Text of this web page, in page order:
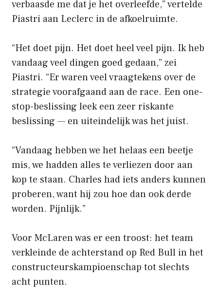
verbaasde me dat je het overleefde,” vertelde
Piastri aan Leclerc in de afkoelruimte.
“Het doet pijn. Het doet heel veel pijn. Ik heb
vandaag veel dingen goed gedaan,” zei
Piastri. “Er waren veel vraagtekens over de
strategie voorafgaand aan de race. Een one-
stop-beslissing leek een zeer riskante
beslissing — en uiteindelijk was het juist.
“Vandaag hebben we het helaas een beetje
mis, we hadden alles te verliezen door aan
kop te staan. Charles had iets anders kunnen
proberen, want hij zou hoe dan ook derde
worden. Pijnlijk.”
Voor McLaren was er een troost: het team
verkleinde de achterstand op Red Bull in het
constructeurskampioenschap tot slechts
acht punten.